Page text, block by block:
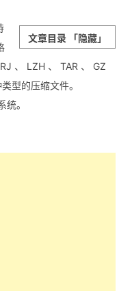
文章目录 「隐藏」
、 LZH 、 TAR 、 GZ
型的压缩文件。
。